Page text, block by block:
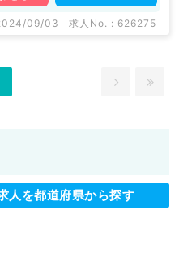
09/03 求人No. : 626275
人を都道府県から探す